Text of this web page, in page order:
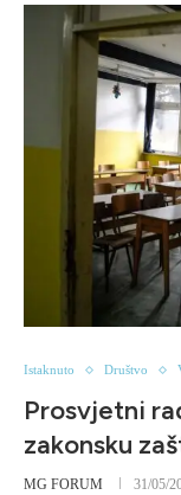
Istaknuto Društvo
Prosvjetni
zakonsku
MG FORUM 31/05/